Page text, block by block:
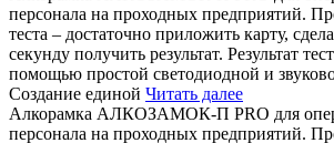
персонала на проходных предприятий.
теста – достаточно приложить карту,
секунду получить результат. Результат
помощью простой светодиодной и
Создание единой Читать далее
Алкорамка АЛКОЗАМОК-П PRO для
персонала на проходных предприятий.